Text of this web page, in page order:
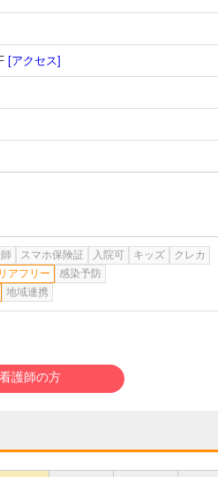
[アクセス]
スマホ保険証 入院可 キッズ
クレカ
アフリー
感染予防
地域連携
看護師の方